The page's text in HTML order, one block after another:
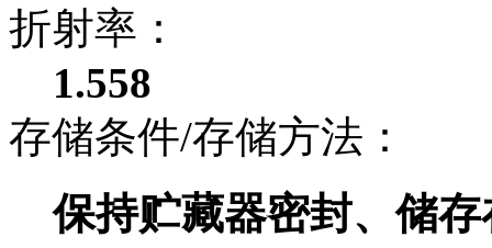
折射率：
1.558
存储条件/存储方法：
保持贮藏器密封、储